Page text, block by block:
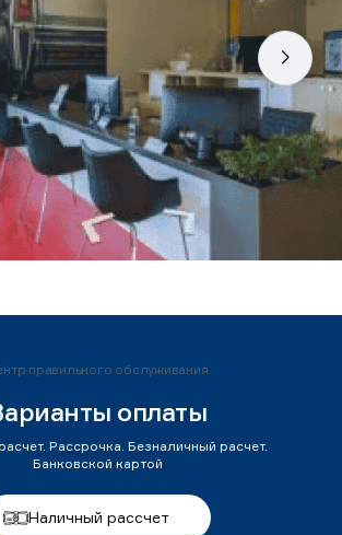
правильного обслуживания
оплаты
Рассрочка. Безналичный расчет.
Банковской картой
Наличный рассчет